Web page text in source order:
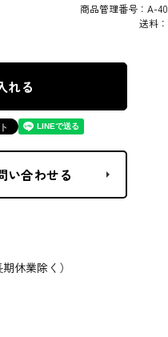
商品管理番号： A-40
送料：
休業除く）